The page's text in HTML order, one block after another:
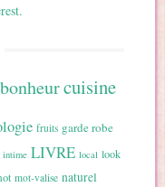
bonheurcuisine
fruits garde robe
intime LIVRE local look
mot-valise naturel